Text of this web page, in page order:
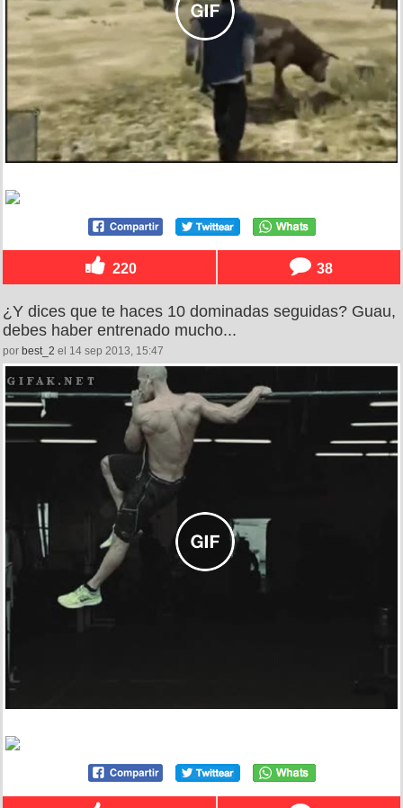
220 38
¿Y dices que te haces 10 dominadas seguidas? Guau,
debes haber entrenado mucho...
por best_2 el 14 sep 2013, 15:47